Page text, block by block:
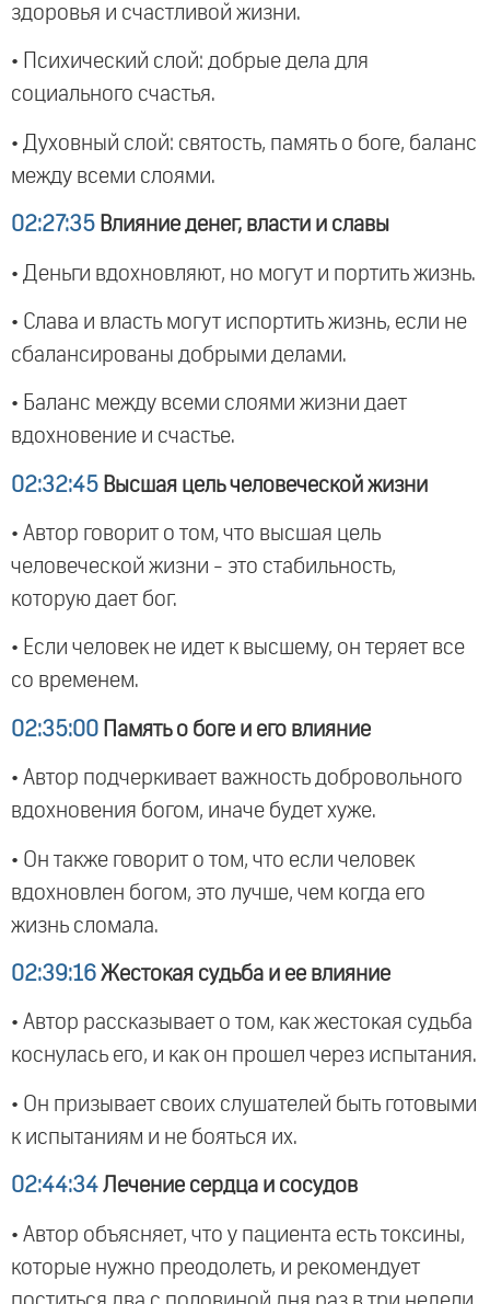
здоровья и счастливой жизни.
• Психический слой: добрые дела для
социального счастья.
• Духовный слой: святость, память о боге, баланс
между всеми слоями.
02:27:35 Влияние денег, власти и славы
• Деньги вдохновляют, но могут и портить жизнь.
• Слава и власть могут испортить жизнь, если не
сбалансированы добрыми делами.
• Баланс между всеми слоями жизни дает
вдохновение и счастье.
02:32:45 Высшая цель человеческой жизни
• Автор говорит о том, что высшая цель
человеческой жизни - это стабильность,
которую дает бог.
• Если человек не идет к высшему, он теряет все
со временем.
02:35:00 Память о боге и его влияние
• Автор подчеркивает важность добровольного
вдохновения богом, иначе будет хуже.
• Он также говорит о том, что если человек
вдохновлен богом, это лучше, чем когда его
жизнь сломала.
02:39:16 Жестокая судьба и ее влияние
• Автор рассказывает о том, как жестокая судьба
коснулась его, и как он прошел через испытания.
• Он призывает своих слушателей быть готовыми
к испытаниям и не бояться их.
02:44:34 Лечение сердца и сосудов
• Автор объясняет, что у пациента есть токсины,
которые нужно преодолеть, и рекомендует